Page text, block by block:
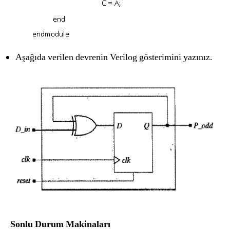
Aşağıda verilen devrenin Verilog gösterimini yazınız.
Sonlu Durum Makinaları